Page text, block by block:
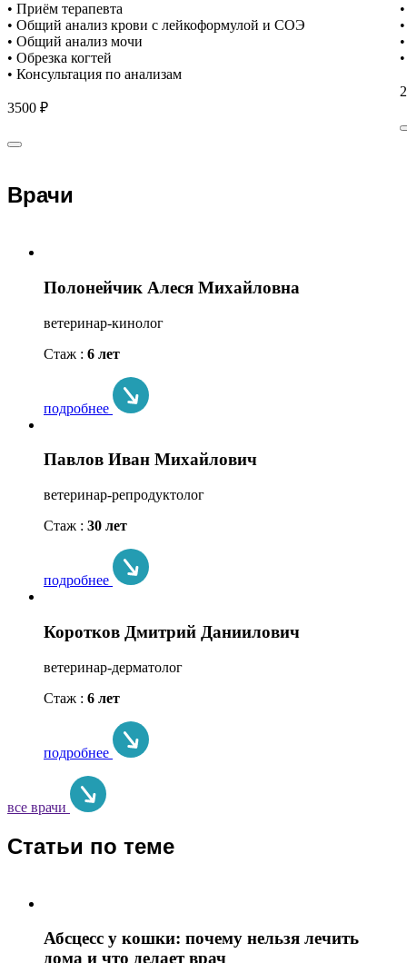
• Приём терапевта
• Общий анализ крови с лейкоформулой и СОЭ
• Общий анализ мочи
• Обрезка когтей
• Консультация по анализам
3500 ₽
Врачи
Полонейчик Алеся Михайловна
ветеринар-кинолог
Стаж : 6 лет
подробнее
Павлов Иван Михайлович
ветеринар-репродуктолог
Стаж : 30 лет
подробнее
Коротков Дмитрий Даниилович
ветеринар-дерматолог
Стаж : 6 лет
подробнее
все врачи
Статьи по теме
Абсцесс у кошки: почему нельзя лечить
дома и что делает врач